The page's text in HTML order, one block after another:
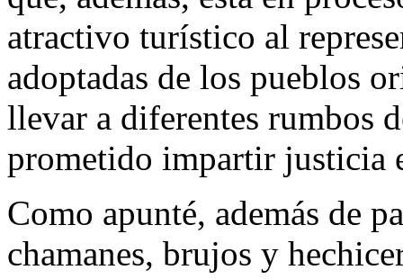
atractivo turístico al
adoptadas de los pueblos
llevar a diferentes rumbos
prometido impartir justicia
Como apunté, además de
chamanes, brujos y